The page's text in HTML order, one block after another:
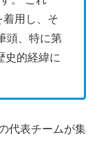
用し、そ
頭、特に第
史的経緯に
代表チームが集